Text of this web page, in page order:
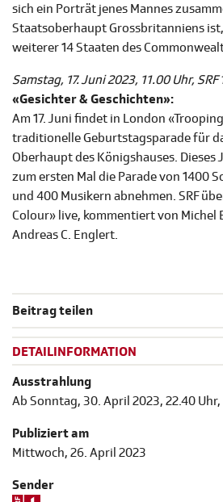
sich ein Porträt jenes Mannes
Staatsoberhaupt Grossbritanniens
weiterer 14 Staaten des
Samstag, 17. Juni 2023, 11.00 Uhr, SRF
«Gesichter & Geschichten»:
Am 17. Juni findet in London
traditionelle Geburtstagsparade für
Oberhaupt des Königshauses. Dieses
zum ersten Mal die Parade von 1400
und 400 Musikern abnehmen. SRF
Colour» live, kommentiert von Michel
Andreas C. Englert.
Beitrag teilen
DETAILINFORMATION
Ausstrahlung
Ab Sonntag, 30. April 2023, 22.40 Uhr,
Publiziert am
Mittwoch, 26. April 2023
Sender